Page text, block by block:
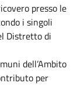
presso le
i singoli
Distretto di
dell’Ambito
per